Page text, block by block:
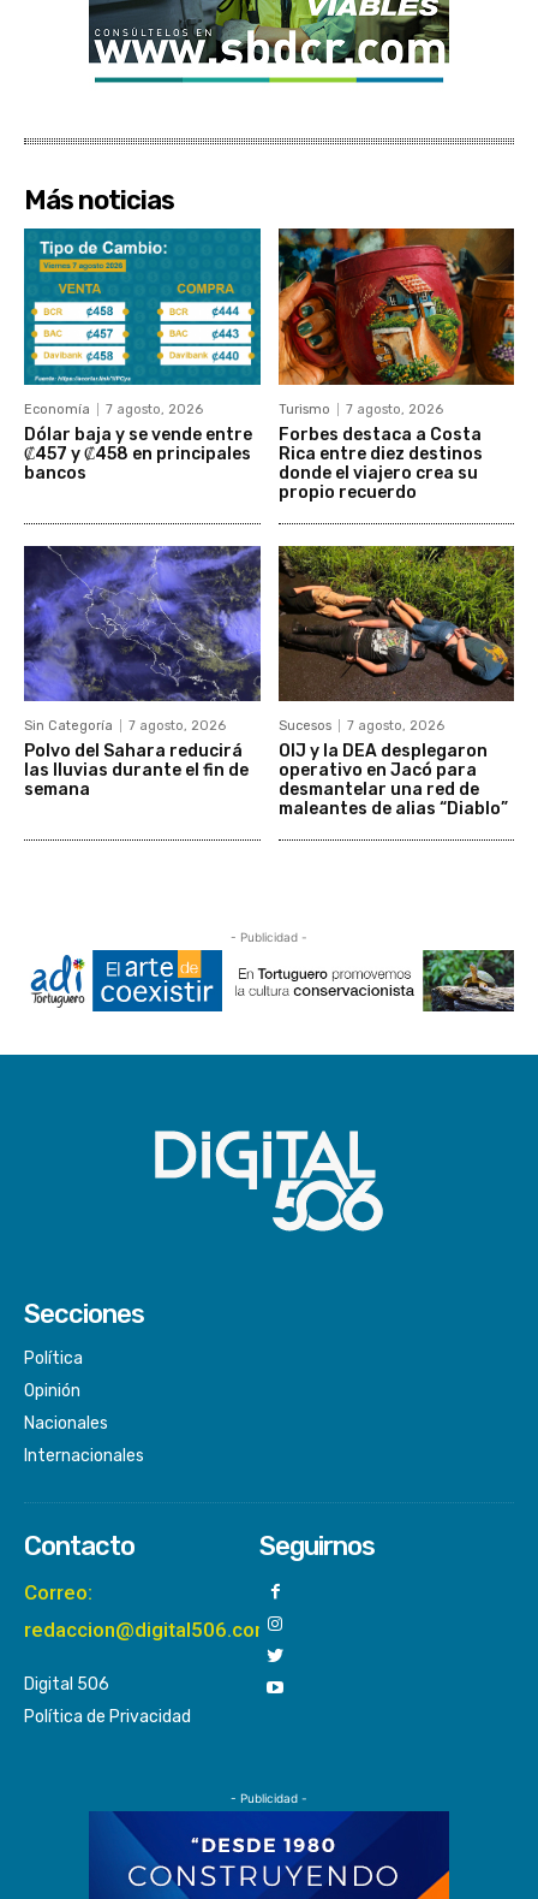
Más noticias
Economía 7 agosto, 2026
Dólar baja y se vende entre
₡457 y ₡458 en principales
bancos
Turismo 7 agosto, 2026
Forbes destaca a Costa
Rica entre diez destinos
donde el viajero crea su
propio recuerdo
Sin Categoría 7 agosto, 2026
Polvo del Sahara reducirá
las lluvias durante el fin de
semana
Sucesos 7 agosto, 2026
OIJ y la DEA desplegaron
operativo en Jacó para
desmantelar una red de
maleantes de alias “Diablo”
- Publicidad -
Secciones
Política
Opinión
Nacionales
Internacionales
Contacto
Correo:
redaccion@digital506.com
Digital 506
Política de Privacidad
Seguirnos
- Publicidad -